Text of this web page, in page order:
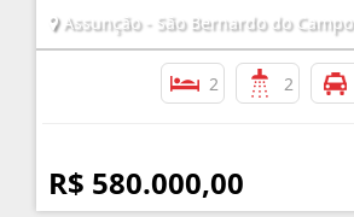
Assunção - São Bernardo do Campo
2 2
R$ 580.000,00